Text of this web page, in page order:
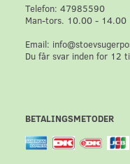
Telefon: 47985590
Man-tors. 10.00 - 14.00
Email:
Du får svar inden for 12
BETALINGSMETODER